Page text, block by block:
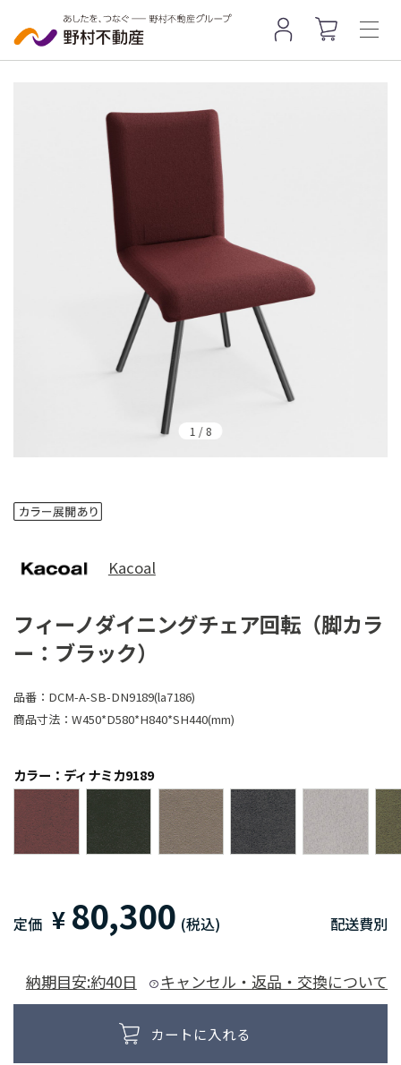
1 /8
Kacoal
フィーノダイニングチェア回転（脚カラ
ー：ブラック）
品番： DCM-A-SB-DN9189(la7186)
商品寸法： W450*D580*H840*SH440(mm)
カラー：ディナミカ9189
定価 ¥ 80,300 (税込) 配送費別
納期目安:約40日 キャンセル・返品・交換について